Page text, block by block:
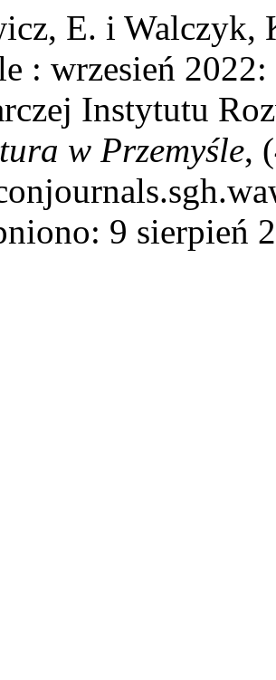
E. i Walczyk,
: wrzesień
Instytutu
w Przemyśle,
9 sierpień